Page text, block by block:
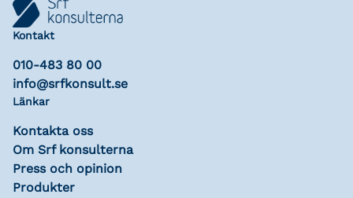
Kontakt
010-483 80 00
info@srfkonsult.se
Länkar
Kontakta oss
Om Srf konsulterna
Press och opinion
Produkter